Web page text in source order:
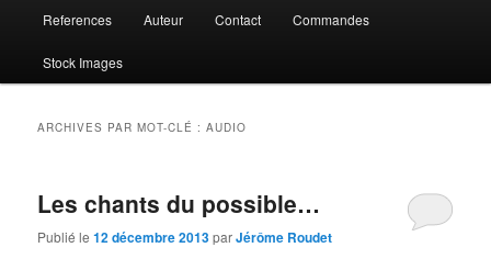
References Auteur Contact Commandes
Stock Images
ARCHIVES PAR MOT-CLÉ :AUDIO
Les chants du possible…
Publié le12 décembre 2013parJérôme Roudet